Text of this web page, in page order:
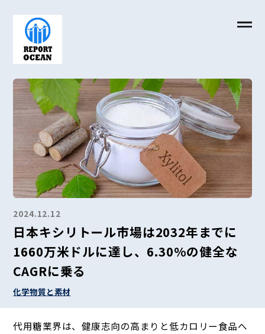
2024.12.12
日本キシリトール市場は2032年までに
1660万米ドルに達し、6.30%の健全な
CAGRに乗る
化学物質と素材
代用糖業界は、健康志向の高まりと低カロリー食品へ